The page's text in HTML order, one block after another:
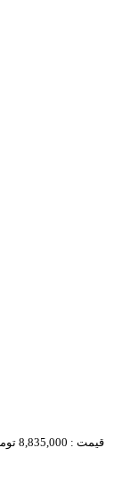
قیمت : 8,835,000 تومان